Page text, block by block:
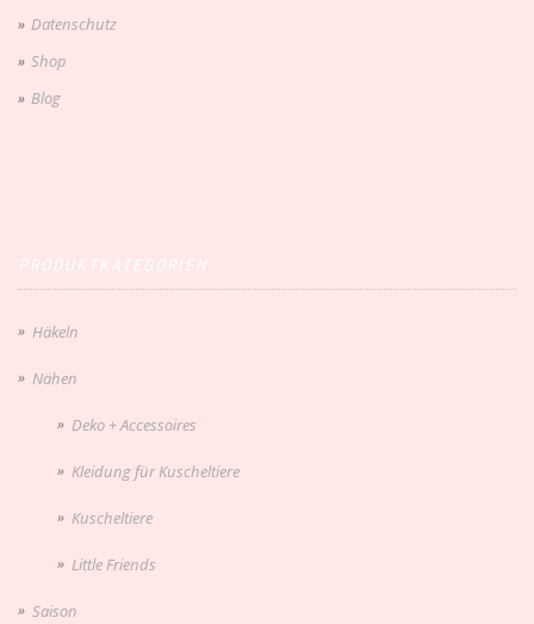
Datenschutz
Shop
Blog
Häkeln
Nähen
Deko + Accessoires
Kleidung für Kuscheltiere
Kuscheltiere
Little Friends
Saison